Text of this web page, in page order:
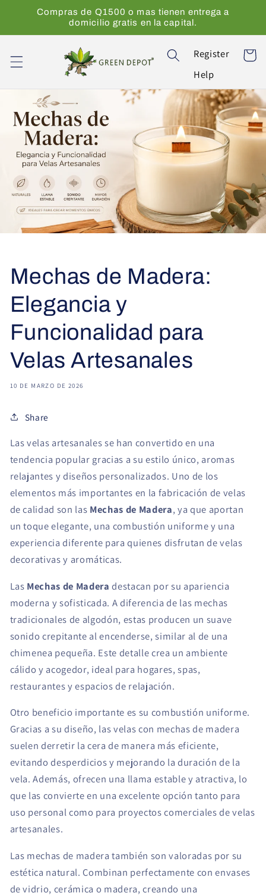
directamente
Compras de Q1500 o mas tienen entrega a
domicilio gratis en la capital.
Register
Help
Carrito
Mechas de Madera:
Elegancia y
Funcionalidad para
Velas Artesanales
10 DE MARZO DE 2026
Share
Las velas artesanales se han convertido en una
tendencia popular gracias a su estilo único, aromas
relajantes y diseños personalizados. Uno de los
elementos más importantes en la fabricación de velas
de calidad son las Mechas de Madera, ya que aportan
un toque elegante, una combustión uniforme y una
experiencia diferente para quienes disfrutan de velas
decorativas y aromáticas.
Las Mechas de Madera destacan por su apariencia
moderna y sofisticada. A diferencia de las mechas
tradicionales de algodón, estas producen un suave
sonido crepitante al encenderse, similar al de una
chimenea pequeña. Este detalle crea un ambiente
cálido y acogedor, ideal para hogares, spas,
restaurantes y espacios de relajación.
Otro beneficio importante es su combustión uniforme.
Gracias a su diseño, las velas con mechas de madera
suelen derretir la cera de manera más eficiente,
evitando desperdicios y mejorando la duración de la
vela. Además, ofrecen una llama estable y atractiva, lo
que las convierte en una excelente opción tanto para
uso personal como para proyectos comerciales de velas
artesanales.
Las mechas de madera también son valoradas por su
estética natural. Combinan perfectamente con envases
de vidrio, cerámica o madera, creando una